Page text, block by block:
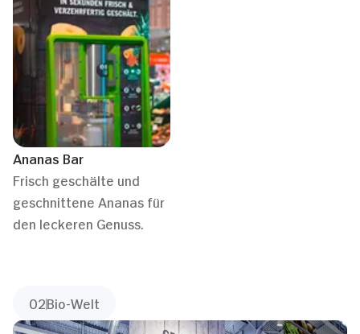
Ananas Bar
Frisch geschälte und
geschnittene Ananas für
den leckeren Genuss.
02Bio-Welt